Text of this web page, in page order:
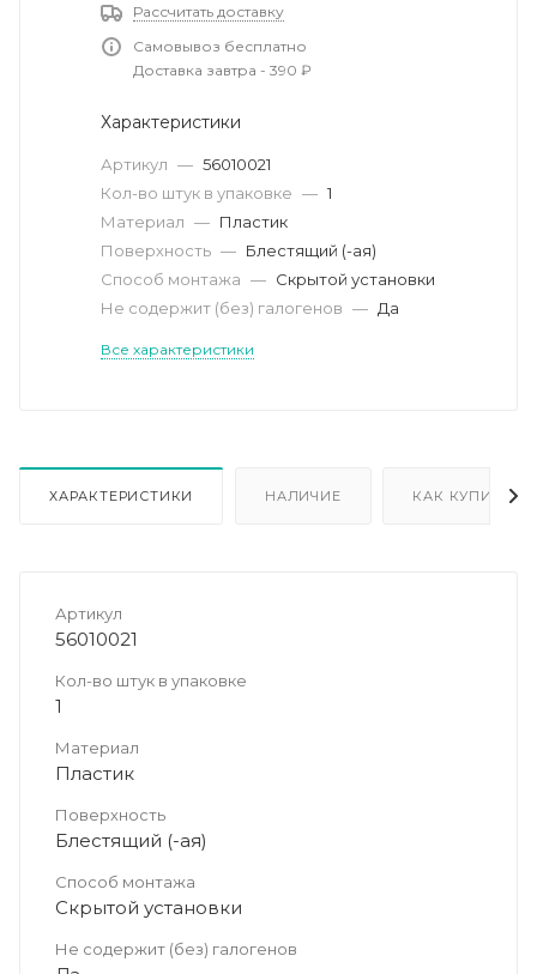
Рассчитать доставку
Самовывоз бесплатно
Доставка завтра - 390 ₽
Характеристики
Артикул — 56010021
Кол-во штук в упаковке — 1
Материал — Пластик
Поверхность — Блестящий (-ая)
Способ монтажа — Скрытой установки
Не содержит (без) галогенов — Да
Все характеристики
ХАРАКТЕРИСТИКИ НАЛИЧИЕ КАК КУПИТЬ
Артикул
56010021
Кол-во штук в упаковке
1
Материал
Пластик
Поверхность
Блестящий (-ая)
Способ монтажа
Скрытой установки
Не содержит (без) галогенов